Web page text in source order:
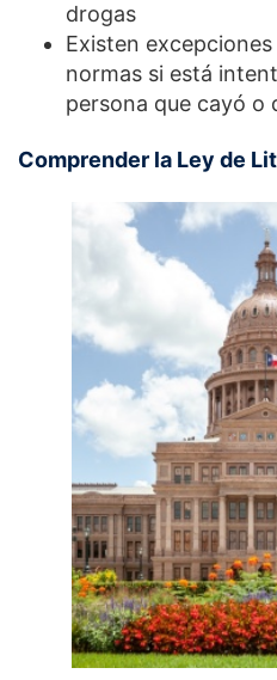
drogas
Existen
normas si está
persona que cayó o
Comprender la Ley de